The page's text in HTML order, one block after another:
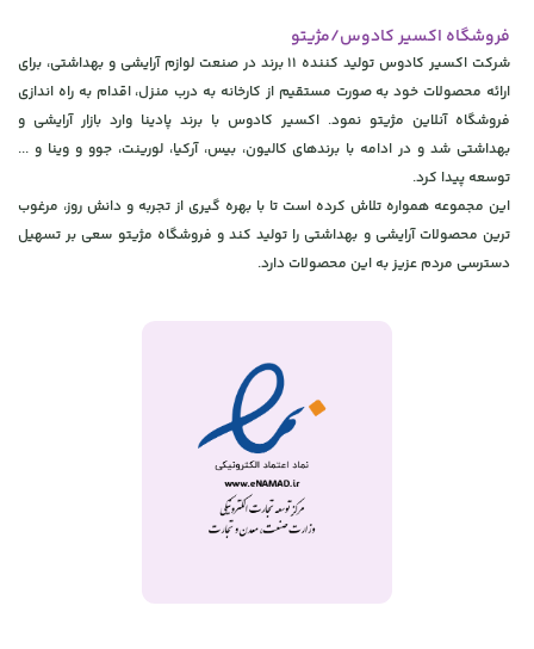
فروشگاه اکسیر کادوس/مژیتو
شرکت اکسیر کادوس تولید کننده 11 برند در صنعت لوازم آرایشی و بهداشتی، برای
ارائه محصولات خود به صورت مستقیم از کارخانه به درب منزل، اقدام به راه اندازی
فروشگاه آنلاین مژیتو نمود. اکسیر کادوس با برند پادینا وارد بازار آرایشی و
بهداشتی شد و در ادامه با برندهای کالیون، بیس، آرکیا، لورینت، جوو و وینا و ...
توسعه پیدا کرد.
این مجموعه همواره تلاش کرده است تا با بهره گیری از تجربه و دانش روز، مرغوب
ترین محصولات آرایشی و بهداشتی را تولید کند و فروشگاه مژیتو سعی بر تسهیل
دسترسی مردم عزیز به این محصولات دارد.